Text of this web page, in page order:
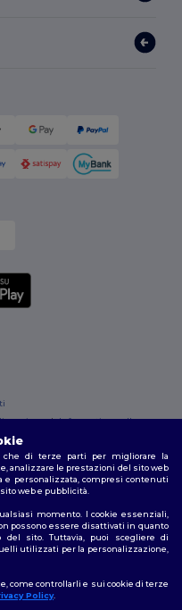
|Informativa sulla
| Genova|Bologna |Firenze
di terze parti per migliorare la
analizzare le prestazioni del sito web
personalizzata, compresi contenuti
web e pubblicità.
momento. I cookie essenziali,
possono essere disattivati in quanto
sito. Tuttavia, puoi scegliere di
utilizzati per la personalizzazione,
come controllarli e sui cookie di terze
Policy.
Hai 10€
di sconto!